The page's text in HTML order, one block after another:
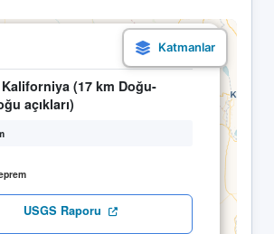
15.05 02:11
(17 km Doğu-
açıkları)
USGS Raporu
×